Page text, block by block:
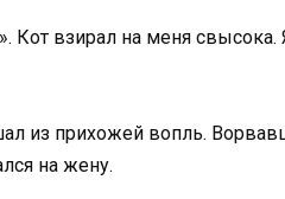
Кот взирал на меня
из прихожей вопль.
на жену.